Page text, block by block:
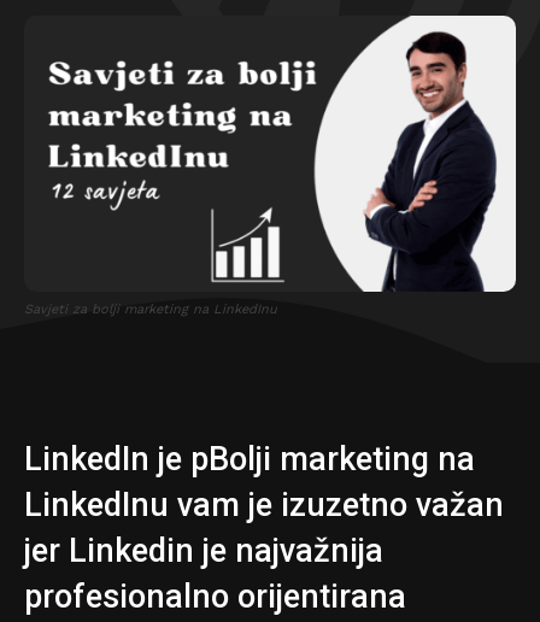
Savjeti za bolji marketing na LinkedInu
LinkedIn je pBolji marketing na
LinkedInu vam je izuzetno važan
jer Linkedin je najvažnija
profesionalno orijentirana